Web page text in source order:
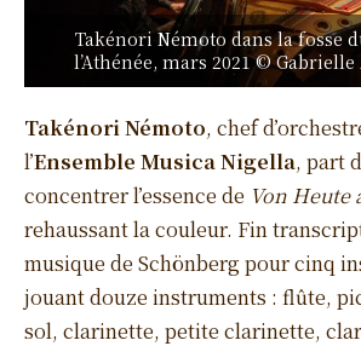
Takénori Némoto dans la fosse
l’Athénée, mars 2021 ©
Takénori Némoto, chef
l’Ensemble Musica Nigella, part
concentrer l’essence de Von Heute
rehaussant la couleur. Fin
musique de Schönberg pour cinq
jouant douze instruments : flûte,
sol, clarinette, petite clarinette,